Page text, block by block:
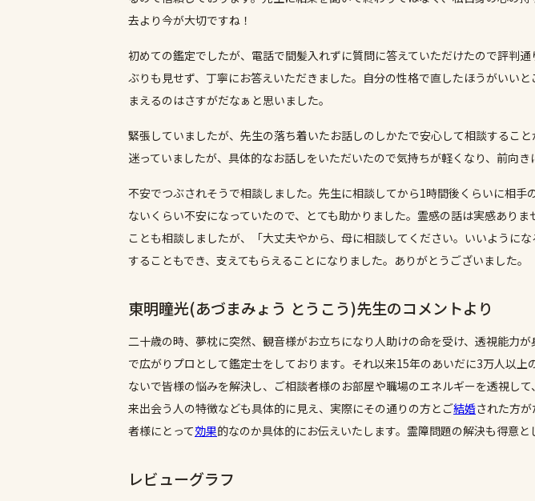
去より今が大切ですね！
初めての鑑定でしたが、電話で間髪入れずに質問に答えていただけたので評判
ぶりも見せず、丁寧にお答えいただきました。自分の性格で直したほうがいい
まえるのはさすがだなぁと思いました。
緊張していましたが、先生の落ち着いたお話しのしかたで安心して相談するこ
迷っていましたが、具体的なお話しをいただいたので気持ちが軽くなり、前向
不安でつぶされそうで相談しました。先生に相談してから1時間後くらいに相
ないくらい不安になっていたので、とても助かりました。霊感の話は実感あり
ことも相談しましたが、「大丈夫やから、母に相談してください。いいように
することもでき、支えてもらえることになりました。ありがとうございました。
東明瞳光(あづまみょう とうこう)先生のコメントより
二十歳の時、夢枕に突然、観音様がお立ちになり人助けの命を受け、透視能力
で広がりプロとして鑑定士をしております。それ以来15年のあいだに3万人以
ないで皆様の悩みを解決し、ご相談者様のお部屋や職場のエネルギーを透視し
来出会う人の特徴なども具体的に見え、実際にその通りの方とご結婚された方
者様にとって効果的なのか具体的にお伝えいたします。霊障問題の解決も得意と
レビューグラフ